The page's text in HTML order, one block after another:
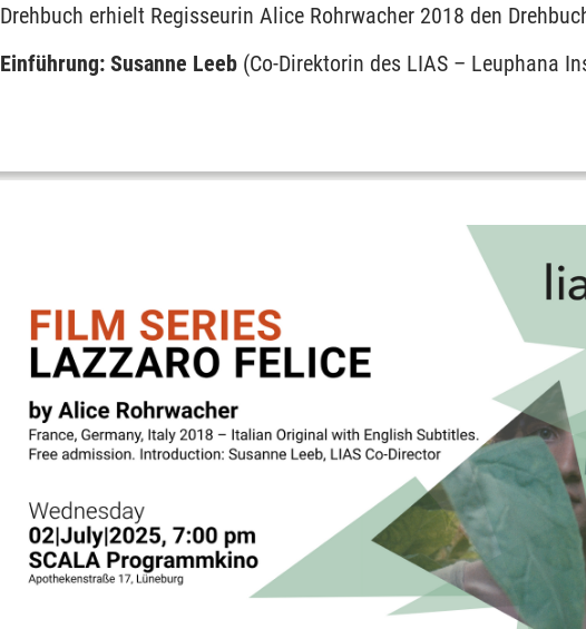
Drehbuch erhielt Regisseurin Alice Rohrwacher 2018 den
Einführung: Susanne Leeb (Co-Direktorin des LIAS – Leuphana